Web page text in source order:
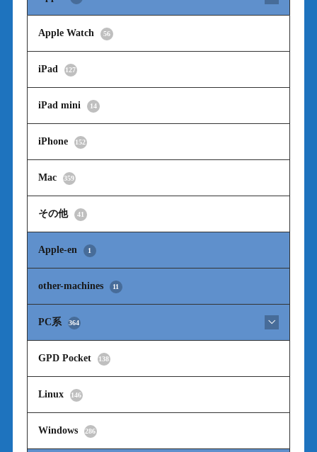
Apple Watch 56
iPad 127
iPad mini 14
iPhone 152
Mac 359
その他 41
Apple-en 1
other-machines 11
PC系 364
GPD Pocket 138
Linux 146
Windows 286